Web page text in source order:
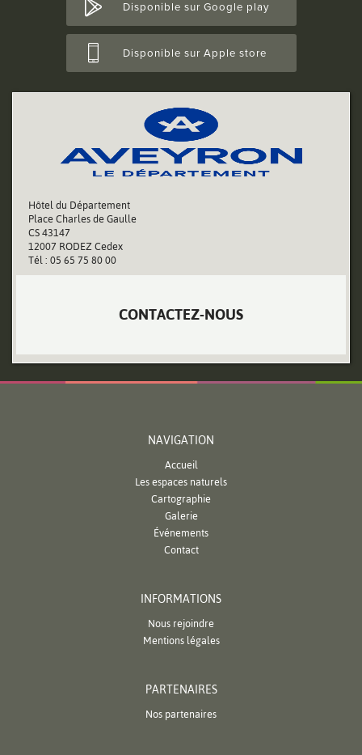
Disponible sur Google play
Disponible sur Apple store
Hôtel du Département
Place Charles de Gaulle
CS 43147
12007 RODEZ Cedex
Tél : 05 65 75 80 00
CONTACTEZ-NOUS
NAVIGATION
Accueil
Les espaces naturels
Cartographie
Galerie
Événements
Contact
INFORMATIONS
Nous rejoindre
Mentions légales
PARTENAIRES
Nos partenaires